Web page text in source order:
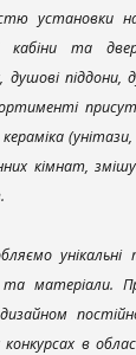
установки
кабіни та
душові піддони,
(унітази,
кімнат,
унікальні
матеріали.
в